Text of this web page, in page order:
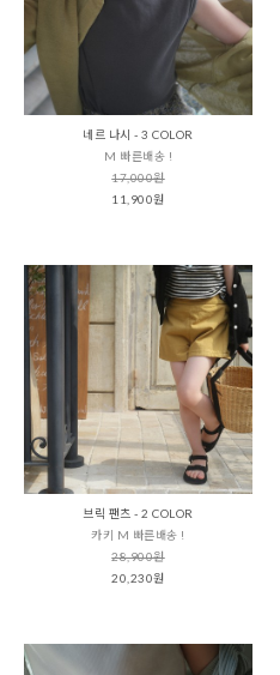
네르 나시 - 3 COLOR
M 빠른배송 !
17,000원
11,900원
브릭 팬츠 - 2 COLOR
카키 M 빠른배송 !
28,900원
20,230원